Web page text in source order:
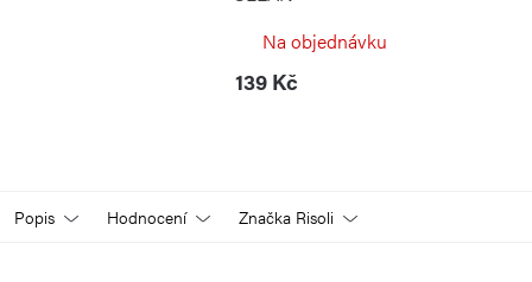
Na objednávku
139 Kč
Popis Hodnocení Značka Risoli